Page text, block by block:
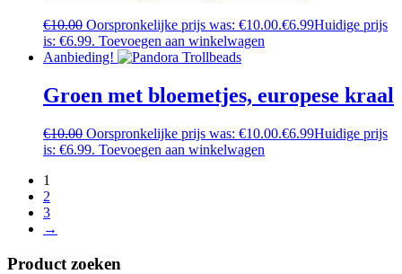
€10.00 Oorspronkelijke prijs was: €10.00.€6.99Huidige prijs
is: €6.99. Toevoegen aan winkelwagen
Aanbieding!
Groen met bloemetjes, europese kraal
€10.00 Oorspronkelijke prijs was: €10.00.€6.99Huidige prijs
is: €6.99. Toevoegen aan winkelwagen
1
2
3
→
Product zoeken